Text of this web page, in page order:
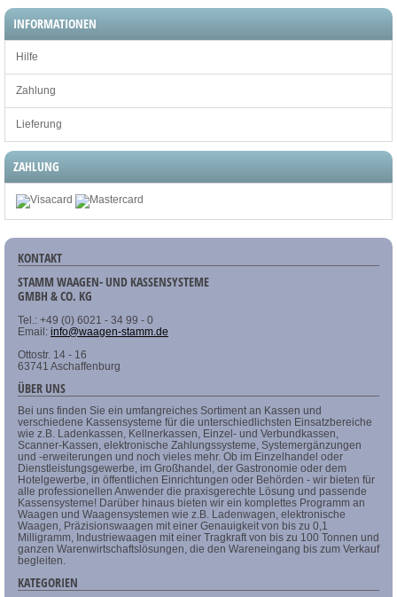
INFORMATIONEN
Hilfe
Zahlung
Lieferung
ZAHLUNG
KONTAKT
STAMM WAAGEN- UND KASSENSYSTEME
GMBH & CO. KG
Tel.: +49 (0) 6021 - 34 99 - 0
Email: info@waagen-stamm.de
Ottostr. 14 - 16
63741 Aschaffenburg
ÜBER UNS
Bei uns finden Sie ein umfangreiches Sortiment an Kassen und
verschiedene Kassensysteme für die unterschiedlichsten Einsatzbereiche
wie z.B. Ladenkassen, Kellnerkassen, Einzel- und Verbundkassen,
Scanner-Kassen, elektronische Zahlungssysteme, Systemergänzungen
und -erweiterungen und noch vieles mehr. Ob im Einzelhandel oder
Dienstleistungsgewerbe, im Großhandel, der Gastronomie oder dem
Hotelgewerbe, in öffentlichen Einrichtungen oder Behörden - wir bieten für
alle professionellen Anwender die praxisgerechte Lösung und passende
Kassensysteme! Darüber hinaus bieten wir ein komplettes Programm an
Waagen und Waagensystemen wie z.B. Ladenwagen, elektronische
Waagen, Präzisionswaagen mit einer Genauigkeit von bis zu 0,1
Milligramm, Industriewaagen mit einer Tragkraft von bis zu 100 Tonnen und
ganzen Warenwirtschaftslösungen, die den Wareneingang bis zum Verkauf
begleiten.
KATEGORIEN